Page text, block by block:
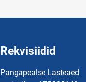
Rekvisiidid
Pangapealse Lasteaed